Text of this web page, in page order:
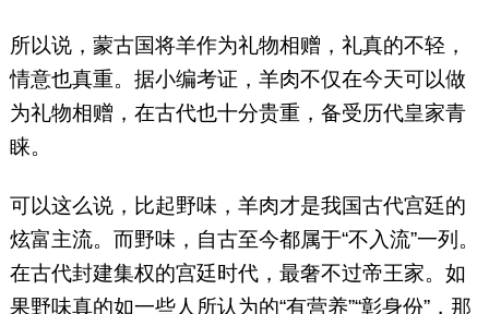
所以说，蒙古国将羊作为礼物相赠，礼真的不轻，
情意也真重。据小编考证，羊肉不仅在今天可以做
为礼物相赠，在古代也十分贵重，备受历代皇家青
睐。
可以这么说，比起野味，羊肉才是我国古代宫廷的
炫富主流。而野味，自古至今都属于“不入流”一列。
在古代封建集权的宫廷时代，最奢不过帝王家。如
果野味真的如一些人所认为的“有营养”“彰身份”，那